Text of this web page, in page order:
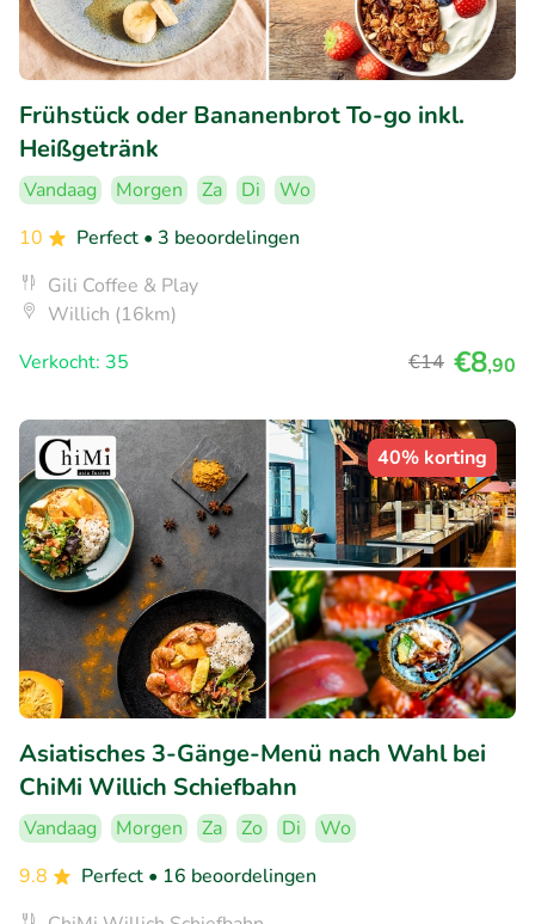
Frühstück oder Bananenbrot To-go inkl.
Heißgetränk
Vandaag Morgen Za Di
Wo
10
Perfect • 3 beoordelingen
Gili Coffee & Play
Willich (16km)
Verkocht: 35
€14 €8,90
40% korting
Asiatisches 3-Gänge-Menü nach Wahl bei
ChiMi Willich Schiefbahn
Vandaag Morgen Za Zo Di
Wo
9.8
Perfect • 16 beoordelingen